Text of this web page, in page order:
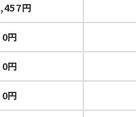
気に入り
満車
円
0円
0円
0円